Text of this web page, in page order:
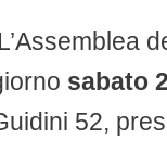
L’Assemblea
sabato
52,